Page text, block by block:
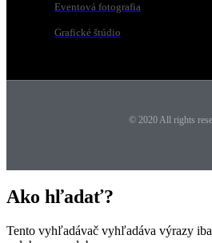
Eventová fotografia
Grafické štúdio
© 2020 All rights
Ako hľadať?
Tento vyhľadávač vyhľadáva výrazy